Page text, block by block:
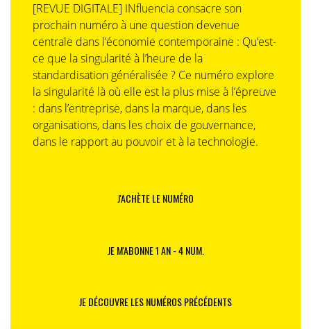
[REVUE DIGITALE] INfluencia consacre son
prochain numéro à une question devenue
centrale dans l’économie contemporaine : Qu’est-
ce que la singularité à l’heure de la
standardisation généralisée ? Ce numéro explore
la singularité là où elle est la plus mise à l’épreuve
: dans l’entreprise, dans la marque, dans les
organisations, dans les choix de gouvernance,
dans le rapport au pouvoir et à la technologie.
J'ACHÈTE LE NUMÉRO
JE M'ABONNE 1 AN - 4 NUM.
JE DÉCOUVRE LES NUMÉROS PRÉCÉDENTS